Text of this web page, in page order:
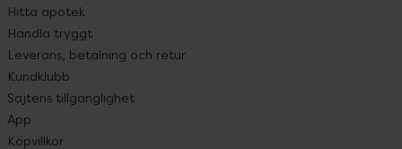
Hitta apotek
Handla tryggt
Leverans, betalning och retur
Kundklubb
Sajtens tillgänglighet
App
Köpvillkor